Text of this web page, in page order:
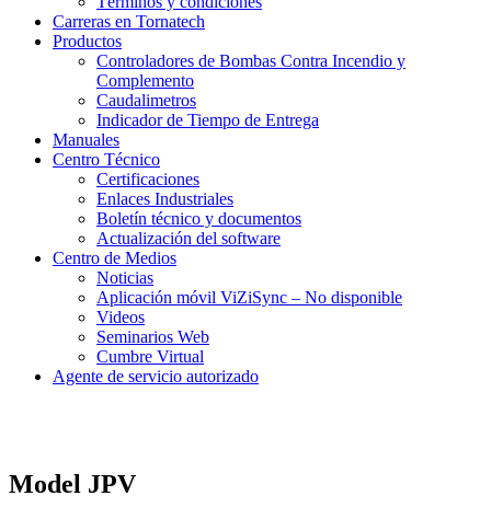
Carreras en Tornatech
Productos
Controladores de Bombas Contra Incendio y
Complemento
Caudalimetros
Indicador de Tiempo de Entrega
Manuales
Centro Técnico
Certificaciones
Enlaces Industriales
Boletín técnico y documentos
Actualización del software
Centro de Medios
Noticias
Aplicación móvil ViZiSync – No disponible
Videos
Seminarios Web
Cumbre Virtual
Agente de servicio autorizado
Model JPV